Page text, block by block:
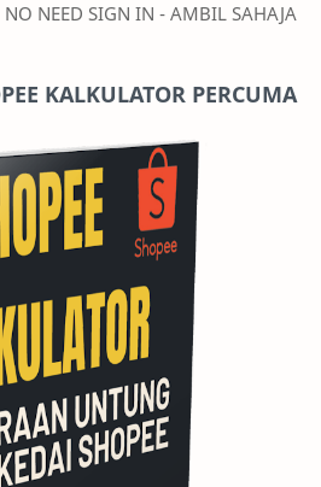
NO NEED SIGN IN - AMBIL SAHAJA
KALKULATOR PERCUMA